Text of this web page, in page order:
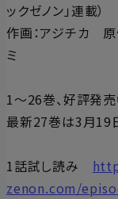
ックゼノン」連載）
作画：アジチカ 原
ミ
1〜26巻、好評発売
最新27巻は3月19
1話試し読み
zenon.com/